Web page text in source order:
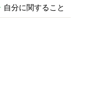
自分に関すること